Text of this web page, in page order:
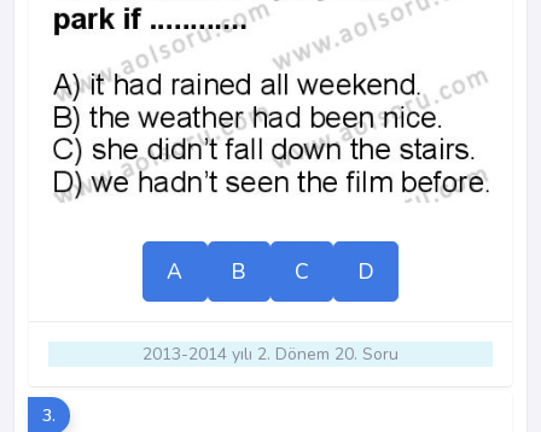
A B C D
2013-2014 yılı 2. Dönem 20. Soru
3.